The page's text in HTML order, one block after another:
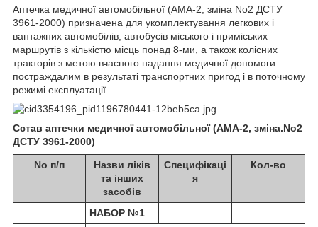
Аптечка медичної автомобільної (АМА-2, зміна No2 ДСТУ
3961-2000) призначена для укомплектування легкових і
вантажних автомобілів, автобусів міського і приміських
маршрутів з кількістю місць понад 8-ми, а також колісних
тракторів з метою вчасного надання медичної допомоги
постраждалим в результаті транспортних пригод і в поточному
режимі експлуатації.
Сстав аптечки медичної автомобільної (АМА-2, зміна.No2
ДСТУ 3961-2000)
No п/п
Назви ліків
та інших
засобів
Специфікаці
я
Кол-во
НАБОР №1